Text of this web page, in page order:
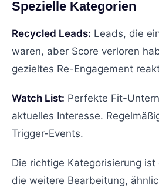
Spezielle Kategorien
Recycled Leads: Leads, die
waren, aber Score verloren
gezieltes Re-Engagement
Watch List: Perfekte Fit-
aktuelles Interesse.
Trigger-Events.
Die richtige Kategorisierung
die weitere Bearbeitung,